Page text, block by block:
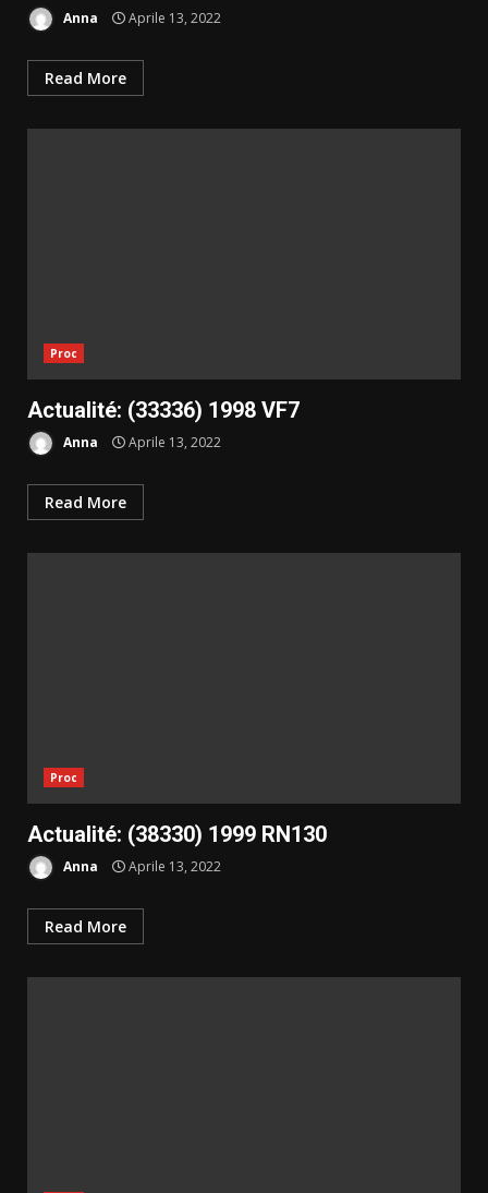
Anna Aprile 13, 2022
Read More
Proc
Actualité: (33336) 1998 VF7
Anna Aprile 13, 2022
Read More
Proc
Actualité: (38330) 1999 RN130
Anna Aprile 13, 2022
Read More